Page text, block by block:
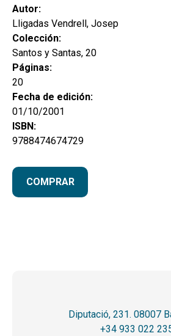
BUSCAR
CAT
ESP
Autor:
Lligadas Vendrell, Josep
Colección:
Santos y Santas, 20
Páginas:
20
Fecha de edición:
01/10/2001
ISBN:
9788474674729
COMPRAR
Diputació, 231. 08007
+34 933 022